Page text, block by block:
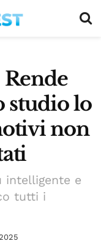
Rende
studio lo
non
intelligente e
tutti i